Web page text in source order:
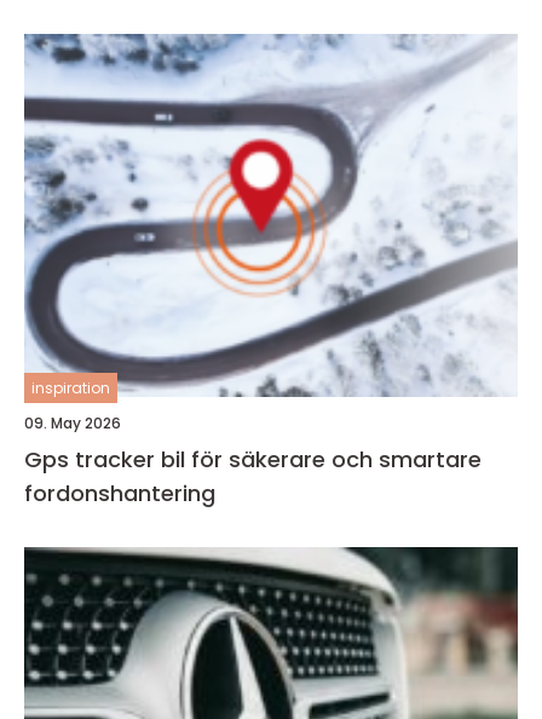
inspiration
09. May 2026
Gps tracker bil för säkerare och smartare
fordonshantering